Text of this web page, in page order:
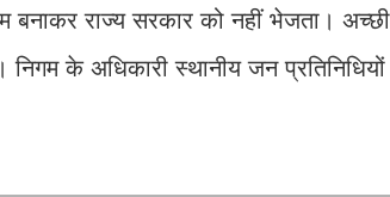
राज्य सरकार को नहीं भेजता। अच्छी
के अधिकारी स्थानीय जन